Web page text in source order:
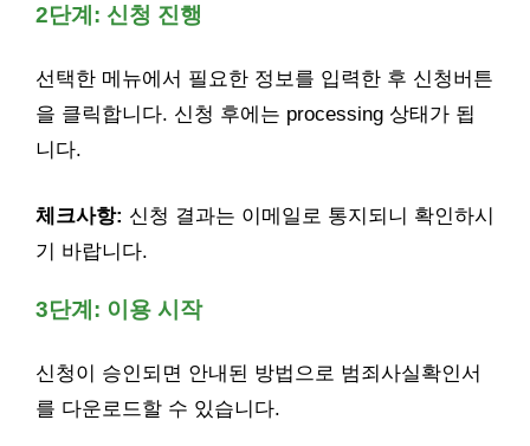
2단계: 신청 진행
선택한 메뉴에서 필요한 정보를 입력한 후 신청버튼
을 클릭합니다. 신청 후에는 processing 상태가 됩
니다.
체크사항: 신청 결과는 이메일로 통지되니 확인하시
기 바랍니다.
3단계: 이용 시작
신청이 승인되면 안내된 방법으로 범죄사실확인서
를 다운로드할 수 있습니다.